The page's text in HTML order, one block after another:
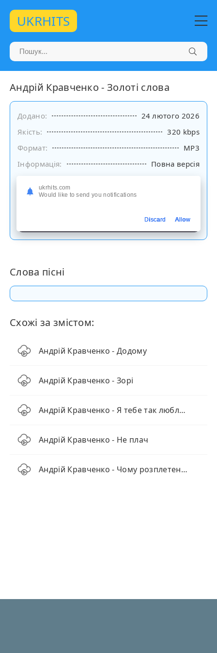
UKRHITS
Андрій Кравченко - Золоті слова
Додано:
24 лютого 2026
Якість:
320 kbps
Формат:
MP3
Інформація:
Повна версія
Слухати
на сайті
Слова пісні
Схожі за змістом:
Андрій Кравченко - Додому
Андрій Кравченко - Зорі
Андрій Кравченко - Я тебе так люблю (Повна версія)
Андрій Кравченко - Не плач
Андрій Кравченко - Чому розплетена коса
ukrhits.com
Would like to send you notifications
Discard Allow